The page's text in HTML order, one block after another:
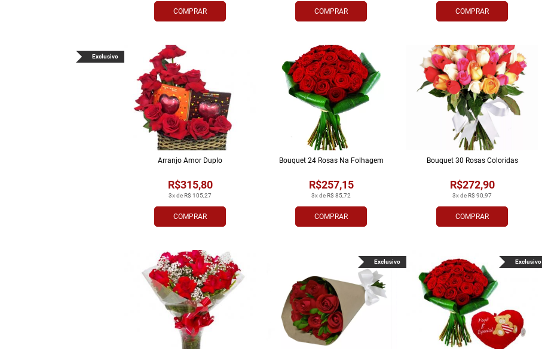
COMPRAR COMPRAR COMPRAR
Exclusivo
COMPRAR
3x de R$ 105,27
R$315,80
Arranjo Amor Duplo
COMPRAR
3x de R$ 85,72
R$257,15
Bouquet 24 Rosas Na Folhagem
COMPRAR
3x de R$ 90,97
R$272,90
Bouquet 30 Rosas Coloridas
Exclusivo Exclusivo